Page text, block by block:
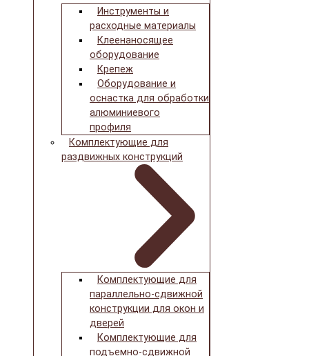
Инструменты и
расходные материалы
Клеенаносящее
оборудование
Крепеж
Оборудование и
оснастка для обработки
алюминиевого
профиля
Комплектующие для
раздвижных конструкций
Комплектующие для
параллельно-сдвижной
конструкции для окон и
дверей
Комплектующие для
подъемно-сдвижной